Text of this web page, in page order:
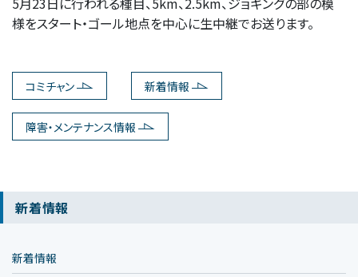
様をスタート・ゴール地点を中心に生中継でお送ります。
コミチャン 新着情報
障害・メンテナンス情報
新着情報
新着情報